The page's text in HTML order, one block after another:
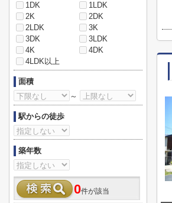
1DK
1LDK
2K
2DK
2LDK
3K
3DK
3LDK
4K
4DK
4LDK以上
面積
～
駅からの徒歩
築年数
0件が該当